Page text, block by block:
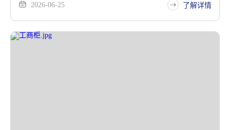
版”双版本并行，回应全球不同气候区、不同用电习惯家庭的
2026-06-25 了解详情